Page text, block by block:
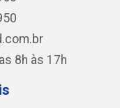
8h às 17h